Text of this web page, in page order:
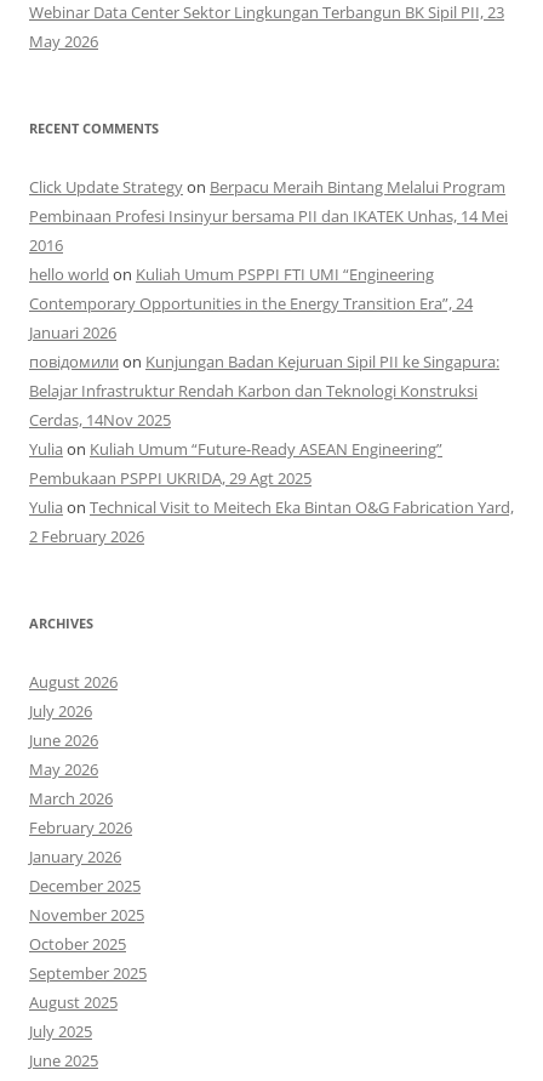
Webinar Data Center Sektor Lingkungan Terbangun BK Sipil PII, 23
May 2026
RECENT COMMENTS
Click Update Strategyon Berpacu Meraih Bintang Melalui Program
Pembinaan Profesi Insinyur bersama PII dan IKATEK Unhas, 14 Mei
2016
hello world on Kuliah Umum PSPPI FTI UMI “Engineering
Contemporary Opportunities in the Energy Transition Era”, 24
Januari 2026
повідомили on Kunjungan Badan Kejuruan Sipil PII ke Singapura:
Belajar Infrastruktur Rendah Karbon dan Teknologi Konstruksi
Cerdas, 14Nov 2025
Yulia on Kuliah Umum “Future-Ready ASEAN Engineering”
Pembukaan PSPPI UKRIDA, 29 Agt 2025
Yulia on Technical Visit to Meitech Eka Bintan O&G Fabrication Yard,
2 February 2026
ARCHIVES
August 2026
July 2026
June 2026
May 2026
March 2026
February 2026
January 2026
December 2025
November 2025
October 2025
September 2025
August 2025
July 2025
June 2025